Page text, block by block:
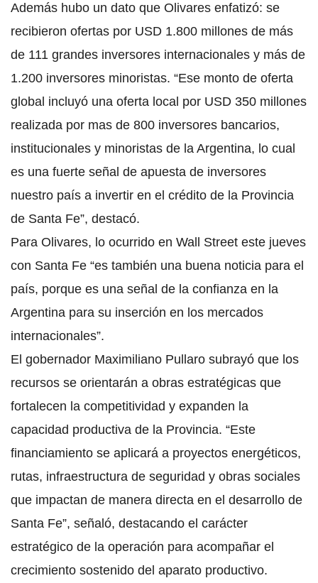
Además hubo un dato que Olivares enfatizó: se
recibieron ofertas por USD 1.800 millones de más
de 111 grandes inversores internacionales y más de
1.200 inversores minoristas. “Ese monto de oferta
global incluyó una oferta local por USD 350 millones
realizada por mas de 800 inversores bancarios,
institucionales y minoristas de la Argentina, lo cual
es una fuerte señal de apuesta de inversores
nuestro país a invertir en el crédito de la Provincia
de Santa Fe”, destacó.
Para Olivares, lo ocurrido en Wall Street este jueves
con Santa Fe “es también una buena noticia para el
país, porque es una señal de la confianza en la
Argentina para su inserción en los mercados
internacionales”.
El gobernador Maximiliano Pullaro subrayó que los
recursos se orientarán a obras estratégicas que
fortalecen la competitividad y expanden la
capacidad productiva de la Provincia. “Este
financiamiento se aplicará a proyectos energéticos,
rutas, infraestructura de seguridad y obras sociales
que impactan de manera directa en el desarrollo de
Santa Fe”, señaló, destacando el carácter
estratégico de la operación para acompañar el
crecimiento sostenido del aparato productivo.